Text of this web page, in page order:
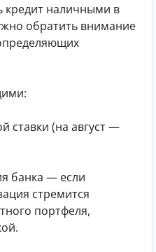
кредит наличными в
обратить внимание
ставки (на август —
банка — если
стремится
портфеля,